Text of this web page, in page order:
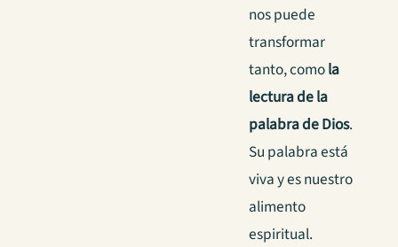
nos puede
transformar
tanto, comola
lectura de la
palabra de Dios.
Su palabra está
viva y es nuestro
alimento
espiritual.